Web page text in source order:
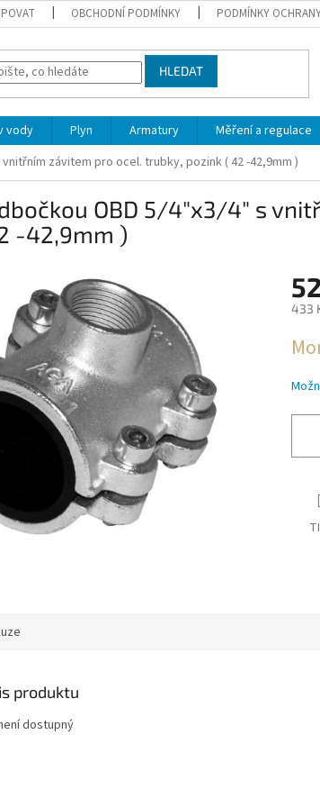
OBCHODNÍ PODMÍNKY PODMÍNKY
HLEDAT
vody Plyn Armatury Měření a regulace
závitem pro ocel. trubky, pozink ( 42 -42,9mm )
OBD 5/4"x3/4" s
-42,9mm )
433
cena:
produktu
dostupný